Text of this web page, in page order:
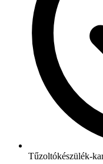
Tűzoltókészülék-